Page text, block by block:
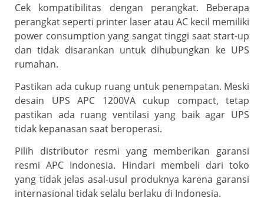
Cek kompatibilitas dengan perangkat. Beberapa
perangkat seperti printer laser atau AC kecil memiliki
power consumption yang sangat tinggi saat start-up
dan tidak disarankan untuk dihubungkan ke UPS
rumahan.
Pastikan ada cukup ruang untuk penempatan. Meski
desain UPS APC 1200VA cukup compact, tetap
pastikan ada ruang ventilasi yang baik agar UPS
tidak kepanasan saat beroperasi.
Pilih distributor resmi yang memberikan garansi
resmi APC Indonesia. Hindari membeli dari toko
yang tidak jelas asal-usul produknya karena garansi
internasional tidak selalu berlaku di Indonesia.